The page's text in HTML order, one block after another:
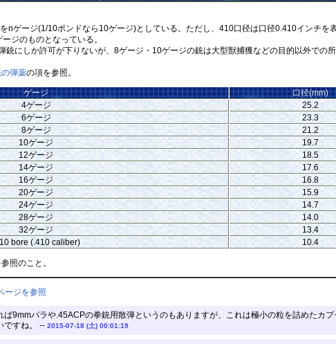
nゲージ(1/10ポンドなら10ゲージ)としている。ただし、410口径は口径0.410インチを表
ジのものとなっている。
にしか許可が下りないが、8ゲージ・10ゲージの銃は大型獣捕獲などの目的以外での
弾薬の項を参照。
ゲージ 口径(mm)
4ゲージ
25.2
6ゲージ
23.3
8ゲージ
21.2
10ゲージ
19.7
12ゲージ
18.5
14ゲージ
17.6
16ゲージ
16.8
20ゲージ
15.9
24ゲージ
14.7
28ゲージ
14.0
32ゲージ
13.4
bore (.410 caliber)
10.4
照のこと。
ージを参照
9mmパラや.45ACPの拳銃用散弾というのもありますが、これは極小の粒を詰めたカ
ですね。 -- 2015-07-18 (土) 00:01:19